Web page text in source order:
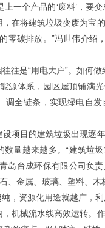
个产品的‘废料’，要变
在将建筑垃圾变废为宝
零碳排放。”冯世伟介绍
是“用电大户”。如何做
源体系，园区屋顶铺满
调全链条，实现绿电自
目的建筑垃圾出现逐
量越来越多。“建筑垃
岛台成环保有限公司负
、金属、玻璃、塑料、木
资源化用途就越广，利
械流水线高效运转。